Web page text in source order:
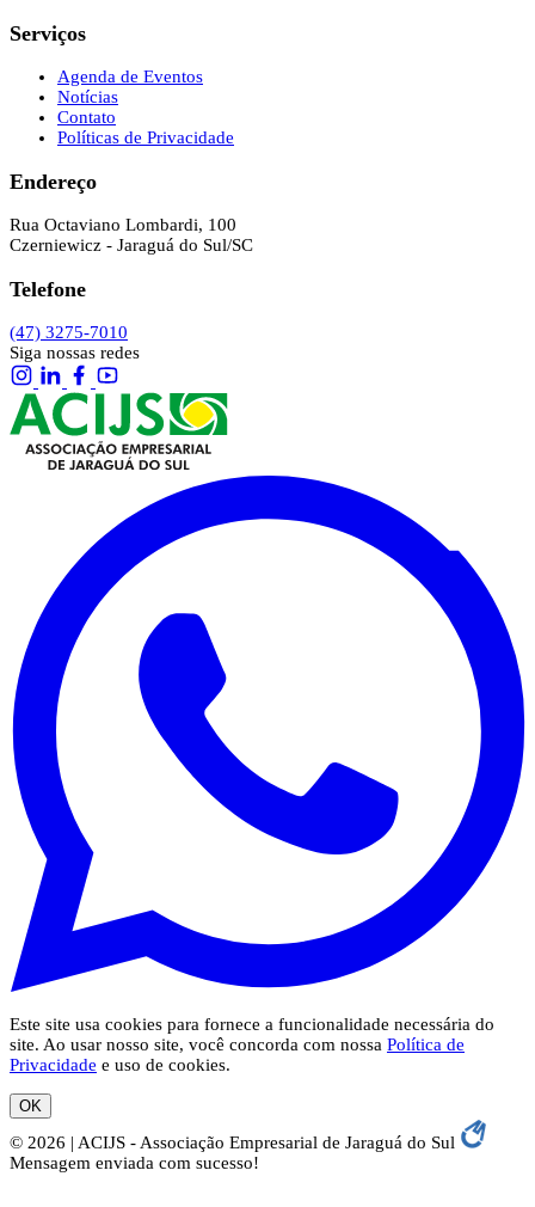
Serviços
Agenda de Eventos
Notícias
Contato
Políticas de Privacidade
Endereço
Rua Octaviano Lombardi, 100
Czerniewicz - Jaraguá do Sul/SC
Telefone
(47) 3275-7010
Siga nossas redes
Este site usa cookies para fornece a funcionalidade necessária do
site. Ao usar nosso site, você concorda com nossa Política de
Privacidade e uso de cookies.
OK
© 2026 | ACIJS - Associação Empresarial de Jaraguá do Sul
Mensagem enviada com sucesso!